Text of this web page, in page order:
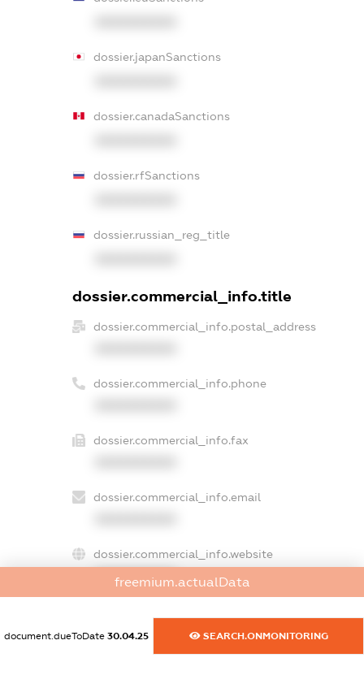
dossier.japanSanctions
dossier.canadaSanctions
dossier.rfSanctions
dossier.russian_reg_title
dossier.commercial_info.title
dossier.commercial_info.postal_address
dossier.commercial_info.phone
dossier.commercial_info.fax
dossier.commercial_info.email
dossier.commercial_info.website
XXXXXXXXXX
XXXXXXXXXX
freemium.actualData
document.dueToDate 30.04.25 SEARCH.ONMONITORING